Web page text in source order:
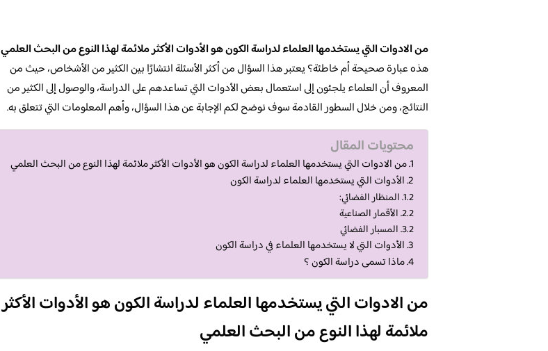
من الادوات التي يستخدمها العلماء لدراسة الكون هو الأدوات الأكثر ملائمة لهذا النوع من البحث العلمي
هذه عبارة صحيحة أم خاطئة؟ يعتبر هذا السؤال من أكثر الأسئلة انتشارًا بين الكثير من الأشخاص، حيث من
المعروف أن العلماء يلجئون إلى استعمال بعض الأدوات التي تساعدهم على الدراسة، والوصول إلى الكثير من
النتائج، ومن خلال السطور القادمة سوف نوضح لكم الإجابة عن هذا السؤال، وأهم المعلومات التي تتعلق به.
محتويات المقال
من الادوات التي يستخدمها العلماء لدراسة الكون هو الأدوات الأكثر ملائمة لهذا النوع من البحث العلمي
الأدوات التي يستخدمها العلماء لدراسة الكون
المنظار الفضائي:
الأقمار الصناعية
المسبار الفضائي
الأدوات التي لا يستخدمها العلماء في دراسة الكون
ماذا تسمى دراسة الكون ؟
من الادوات التي يستخدمها العلماء لدراسة الكون هو الأدوات الأكثر
ملائمة لهذا النوع من البحث العلمي